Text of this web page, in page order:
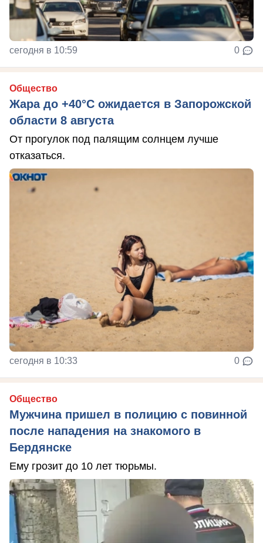
сегодня в 10:59 0
Общество
Жара до +40°С ожидается в Запорожской
области 8 августа
От прогулок под палящим солнцем лучше
отказаться.
сегодня в 10:33 0
Общество
Мужчина пришел в полицию с повинной
после нападения на знакомого в
Бердянске
Ему грозит до 10 лет тюрьмы.